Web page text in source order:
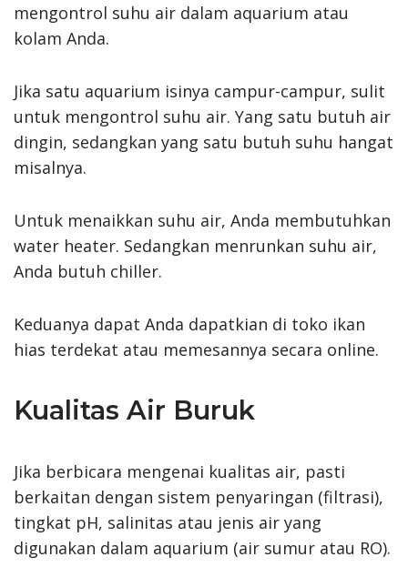
mengontrol suhu air dalam aquarium atau
kolam Anda.
Jika satu aquarium isinya campur-campur, sulit
untuk mengontrol suhu air. Yang satu butuh air
dingin, sedangkan yang satu butuh suhu hangat
misalnya.
Untuk menaikkan suhu air, Anda membutuhkan
water heater. Sedangkan menrunkan suhu air,
Anda butuh chiller.
Keduanya dapat Anda dapatkian di toko ikan
hias terdekat atau memesannya secara online.
Kualitas Air Buruk
Jika berbicara mengenai kualitas air, pasti
berkaitan dengan sistem penyaringan (filtrasi),
tingkat pH, salinitas atau jenis air yang
digunakan dalam aquarium (air sumur atau RO).